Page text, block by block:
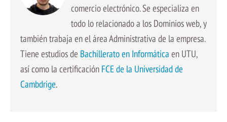
comercio electrónico. Se especializa en
todo lo relacionado a los Dominios web, y
también trabaja en el área Administrativa de la empresa.
Tiene estudios de Bachillerato en Informática en UTU,
así como la certificación FCE de la Universidad de
Cambdrige.